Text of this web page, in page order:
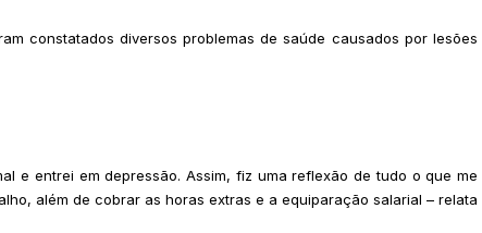
constatados diversos problemas de saúde causados por lesões
e entrei em depressão. Assim, fiz uma reflexão de tudo o que me
além de cobrar as horas extras e a equiparação salarial – relata